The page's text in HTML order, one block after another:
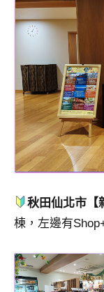
秋田仙北市【
棟，左邊有